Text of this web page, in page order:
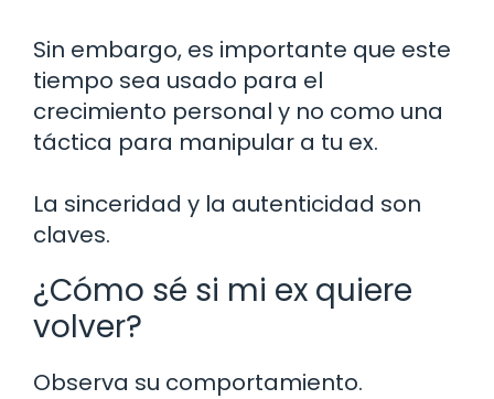
Sin embargo, es importante que este
tiempo sea usado para el
crecimiento personal y no como una
táctica para manipular a tu ex.
La sinceridad y la autenticidad son
claves.
¿Cómo sé si mi ex quiere
volver?
Observa su comportamiento.